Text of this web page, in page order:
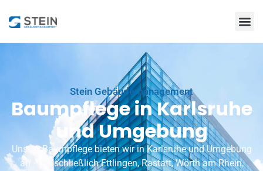
Stein Gebäudemanagement
Baumpflege in Karlsruhe
und Umgebung
Unsere Baumpflege bieten wir in Karlsruhe und Umgebung
an – einschließlich Ettlingen,Rastatt, Wörth am Rhein,